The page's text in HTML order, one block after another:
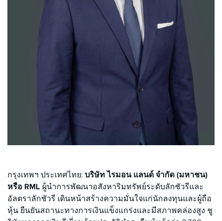
กรุงเทพฯ ประเทศไทย: บริษัท ไรมอน แลนด์ จำกัด (มหาชน)
หรือ RML ผู้นำการพัฒนาอสังหาริมทรัพย์ระดับลักชัวรีและ
อัลตราลักชัวรี เดินหน้าสร้างความมั่นใจแก่นักลงทุนและผู้ถือ
หุ้น ยืนยันสถานะทางการเงินแข็งแกร่งและมีสภาพคล่องสูง ชู